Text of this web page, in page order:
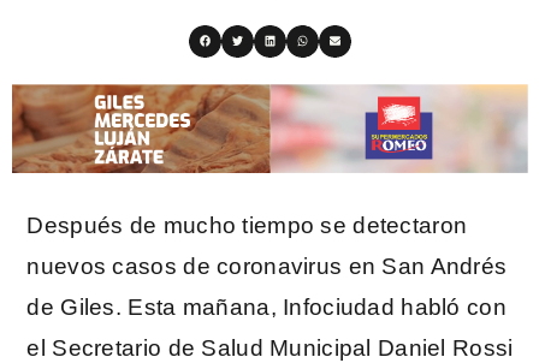
Después de mucho tiempo se detectaron
nuevos casos de coronavirus en San Andrés
de Giles. Esta mañana, Infociudad habló con
el Secretario de Salud Municipal Daniel Rossi